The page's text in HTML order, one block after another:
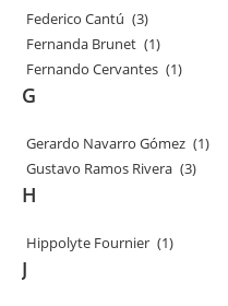
Federico Cantú (3)
Fernanda Brunet (1)
Fernando Cervantes (1)
G
Gerardo Navarro Gómez (1)
Gustavo Ramos Rivera (3)
H
Hippolyte Fournier (1)
J